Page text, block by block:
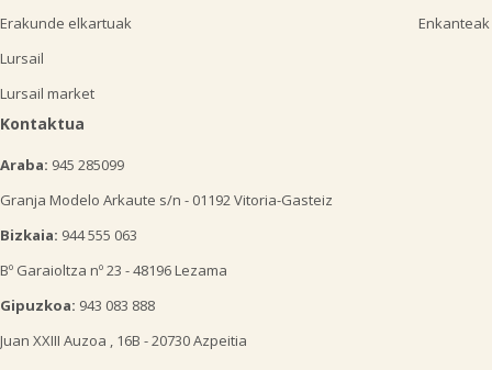
Erakunde elkartuak
Lursail
Lursail market
Enkanteak
Kontaktua
Araba: 945 285099
Granja Modelo Arkaute s/n - 01192 Vitoria-Gasteiz
Bizkaia: 944 555 063
Bº Garaioltza nº 23 - 48196 Lezama
Gipuzkoa: 943 083 888
Juan XXIII Auzoa , 16B - 20730 Azpeitia